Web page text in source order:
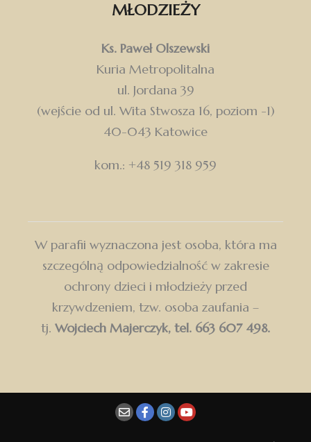
na swoją skrzynkę.
MŁODZIEŻY
Ks. Paweł Olszewski
Kuria Metropolitalna
ul. Jordana 39
(wejście od ul. Wita Stwosza 16, poziom -1)
40-043 Katowice
kom.: +48 519 318 959
W parafii wyznaczona jest osoba, która ma
szczególną odpowiedzialność w zakresie
ochrony dzieci i młodzieży przed
krzywdzeniem, tzw. osoba zaufania –
tj. Wojciech Majerczyk, tel. 663 607 498.